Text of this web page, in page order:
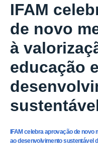
IFAM
de novo
à
educação
IFAM celebra aprovação de
ao desenvolvimento sustentável